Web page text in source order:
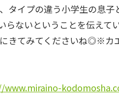
タイプの違う小学生の息
らないということを伝え
きてみてくださいね◎※カ
www.miraino-